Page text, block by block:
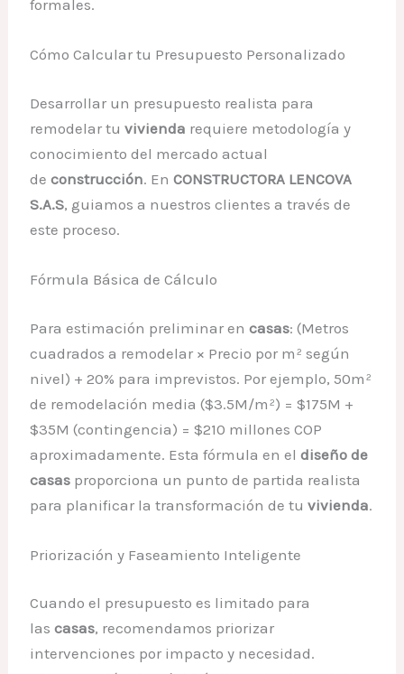
formales.
Cómo Calcular tu Presupuesto Personalizado
Desarrollar un presupuesto realista para
remodelar tuvivienda requiere metodología y
conocimiento del mercado actual
deconstrucción. EnCONSTRUCTORA LENCOVA
S.A.S, guiamos a nuestros clientes a través de
este proceso.
Fórmula Básica de Cálculo
Para estimación preliminar encasas: (Metros
cuadrados a remodelar × Precio por m² según
nivel) + 20% para imprevistos. Por ejemplo, 50m²
de remodelación media ($3.5M/m²) = $175M +
$35M (contingencia) = $210 millones COP
aproximadamente. Esta fórmula en eldiseño de
casas proporciona un punto de partida realista
para planificar la transformación de tuvivienda.
Priorización y Faseamiento Inteligente
Cuando el presupuesto es limitado para
lascasas, recomendamos priorizar
intervenciones por impacto y necesidad.